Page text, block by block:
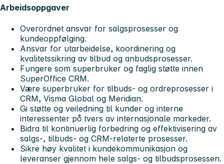
Arbeidsoppgaver
Overordnet ansvar for salgsprosesser og
kundeoppfølging.
Ansvar for utarbeidelse, koordinering og
kvalitetssikring av tilbud og anbudsprosesser.
Fungere som superbruker og faglig støtte innen
SuperOffice CRM.
Være superbruker for tilbuds- og ordreprosesser i
CRM, Visma Global og Meridian.
Gi støtte og veiledning til kunder og interne
interessenter på tvers av internasjonale markeder.
Bidra til kontinuerlig forbedring og effektivisering av
salgs-, tilbuds- og CRM-relaterte prosesser.
Sikre høy kvalitet i kundekommunikasjon og
leveranser gjennom hele salgs- og tilbudsprosessen.